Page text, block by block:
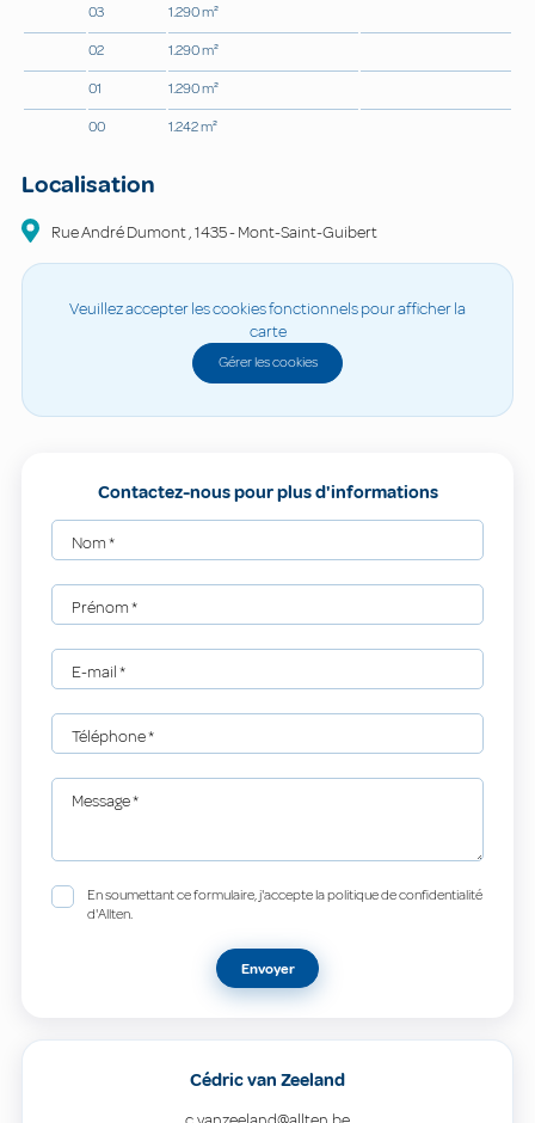
03
1.290 m²
02
1.290 m²
01
1.290 m²
00
1.242 m²
Localisation
Rue André Dumont,1435-Mont-Saint-Guibert
Veuillez accepter les cookies fonctionnels pour afficher la
carte
Gérer les cookies
Contactez-nous pour plus d'informations
Nom*
Prénom*
E-mail*
Téléphone*
Message*
En soumettant ce formulaire, j'accepte la politique de confidentialité
d'Allten.
Envoyer
Cédric van Zeeland